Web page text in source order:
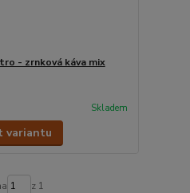
- zrnková káva mix
Skladem
variantu
z 1